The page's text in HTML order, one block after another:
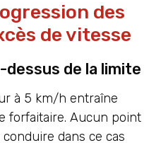
des
de vitesse
dessus de la limite
à 5 km/h entraîne
forfaitaire. Aucun point
dans ce cas